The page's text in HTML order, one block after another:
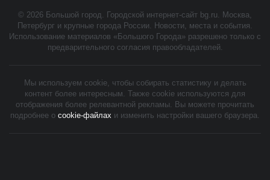
© 2026 Большой город. Городской интернет-сайт bg.ru. Москва,
Петербург и крупные города России. Новости, места и события.
Использование материалов «Большого Города» разрешено только с
предварительного согласия правообладателей.
Мы используем cookie, чтобы собирать статистику и делать
контент более интересным. Также cookie используются для
отображения более релевантной рекламы. Вы можете прочитать
подробнее о cookie-файлах и изменить настройки вашего браузера.